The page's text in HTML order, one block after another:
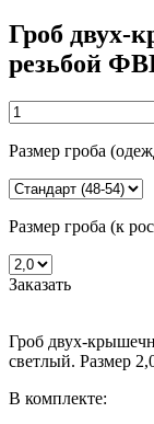
Гроб двух-
резьбой
Размер гроба
Размер гроба (к
Заказать
Гроб двух-
светлый. Размер
В комплекте: